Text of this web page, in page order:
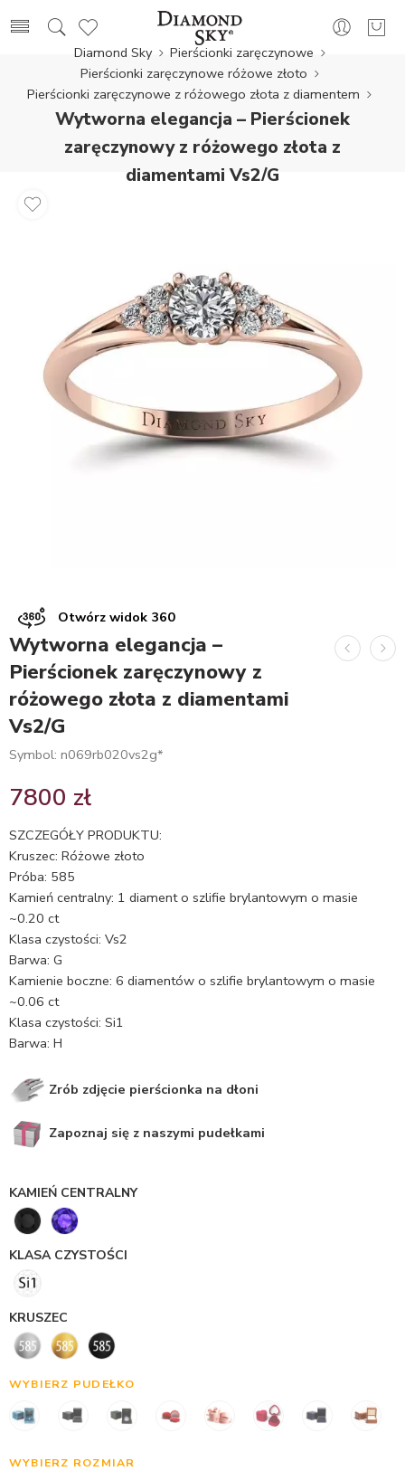
Diamond Sky
Pierścionki zaręczynowe
Pierścionki zaręczynowe różowe złoto
Pierścionki zaręczynowe z różowego złota z diamentem
Wytworna elegancja – Pierścionek
zaręczynowy z różowego złota z
diamentami Vs2/G
Otwórz widok 360
Wytworna elegancja –
Pierścionek zaręczynowy z
różowego złota z diamentami
Vs2/G
Symbol: n069rb020vs2g*
7800 zł
SZCZEGÓŁY PRODUKTU:
Kruszec: Różowe złoto
Próba: 585
Kamień centralny: 1 diament o szlifie brylantowym o masie
~0.20 ct
Klasa czystości: Vs2
Barwa: G
Kamienie boczne: 6 diamentów o szlifie brylantowym o masie
~0.06 ct
Klasa czystości: Si1
Barwa: H
Zrób zdjęcie pierścionka na dłoni
Zapoznaj się z naszymi pudełkami
KAMIEŃ CENTRALNY
KLASA CZYSTOŚCI
KRUSZEC
WYBIERZ PUDEŁKO
WYBIERZ ROZMIAR